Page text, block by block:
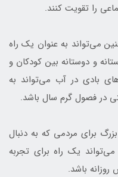
را تقویت کنند.
می‌تواند به عنوان یک راه
و دوستانه بین کودکان و
بادی در آب می‌تواند به
در فصول گرم سال باشد.
برای مردمی که به دنبال
یک راه برای تجربه
باشد.